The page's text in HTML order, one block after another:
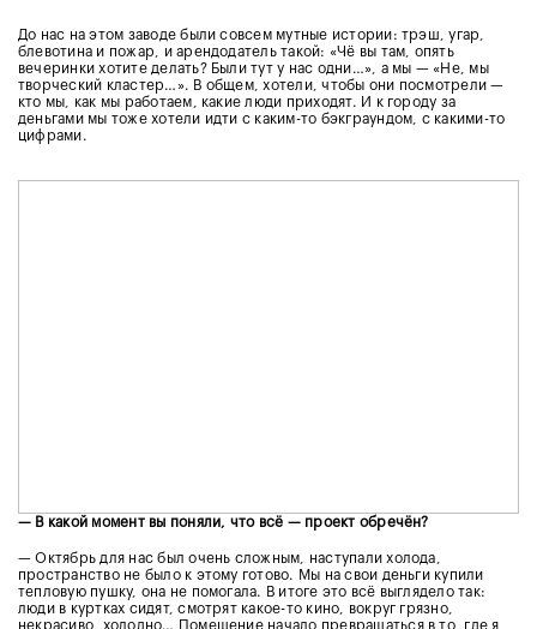
До нас на этом заводе были совсем мутные истории: трэш, угар,
блевотина и пожар, и арендодатель такой: «Чё вы там, опять
вечеринки хотите делать? Были тут у нас одни…», а мы — «Не, мы
творческий кластер…». В общем, хотели, чтобы они посмотрели —
кто мы, как мы работаем, какие люди приходят. И к городу за
деньгами мы тоже хотели идти с каким-то бэкграундом, с какими-то
цифрами.
— В какой момент вы поняли, что всё — проект обречён?
— Октябрь для нас был очень сложным, наступали холода,
пространство не было к этому готово. Мы на свои деньги купили
тепловую пушку, она не помогала. В итоге это всё выглядело так:
люди в куртках сидят, смотрят какое-то кино, вокруг грязно,
некрасиво, холодно… Помещение начало превращаться в то, где я